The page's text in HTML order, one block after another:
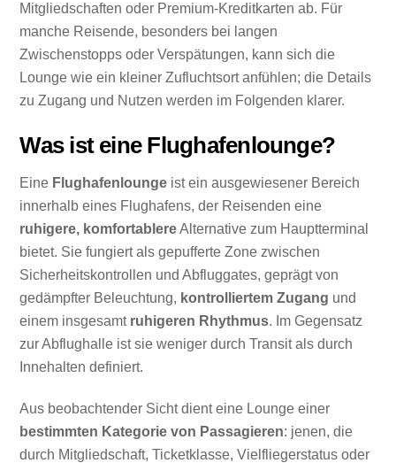
Mitgliedschaften oder Premium-Kreditkarten ab. Für
manche Reisende, besonders bei langen
Zwischenstopps oder Verspätungen, kann sich die
Lounge wie ein kleiner Zufluchtsort anfühlen; die Details
zu Zugang und Nutzen werden im Folgenden klarer.
Was ist eine Flughafenlounge?
Eine Flughafenlounge ist ein ausgewiesener Bereich
innerhalb eines Flughafens, der Reisenden eine
ruhigere, komfortablereAlternative zum Hauptterminal
bietet. Sie fungiert als gepufferte Zone zwischen
Sicherheitskontrollen und Abfluggates, geprägt von
gedämpfter Beleuchtung, kontrolliertem Zugang und
einem insgesamt ruhigeren Rhythmus. Im Gegensatz
zur Abflughalle ist sie weniger durch Transit als durch
Innehalten definiert.
Aus beobachtender Sicht dient eine Lounge einer
bestimmten Kategorie von Passagieren: jenen, die
durch Mitgliedschaft, Ticketklasse, Vielfliegerstatus oder